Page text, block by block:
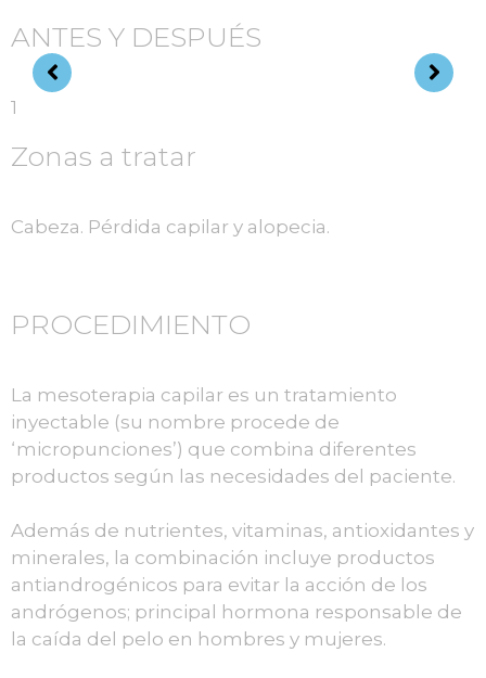
ANTES Y DESPUÉS
1
Zonas a tratar
Cabeza. Pérdida capilar y alopecia.
PROCEDIMIENTO
La mesoterapia capilar es un tratamiento
inyectable (su nombre procede de
‘micropunciones’) que combina diferentes
productos según las necesidades del paciente.
Además de nutrientes, vitaminas, antioxidantes y
minerales, la combinación incluye productos
antiandrogénicos para evitar la acción de los
andrógenos; principal hormona responsable de
la caída del pelo en hombres y mujeres.